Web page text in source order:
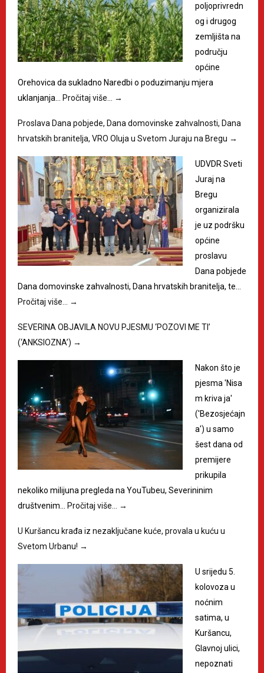
poljoprivredn
og i drugog
zemljišta na
području
općine
Orehovica da sukladno Naredbi o poduzimanju mjera
uklanjanja…
Pročitaj više… →
Proslava Dana pobjede, Dana domovinske zahvalnosti, Dana
hrvatskih branitelja, VRO Oluja u Svetom Juraju na Bregu →
UDVDR Sveti
Juraj na
Bregu
organizirala
je uz podršku
općine
proslavu
Dana pobjede
Dana domovinske zahvalnosti, Dana hrvatskih branitelja, te…
Pročitaj više…
→
SEVERINA OBJAVILA NOVU PJESMU ‘POZOVI ME TI’
(‘ANKSIOZNA’) →
Nakon što je
pjesma 'Nisa
m kriva ja'
('Bezosjećajn
a') u samo
šest dana od
premijere
prikupila
nekoliko milijuna pregleda na YouTubeu, Severininim
društvenim…
Pročitaj više… →
U Kuršancu krađa iz nezaključane kuće, provala u kuću u
Svetom Urbanu! →
U srijedu 5.
kolovoza u
noćnim
satima, u
Kuršancu,
Glavnoj ulici,
nepoznati